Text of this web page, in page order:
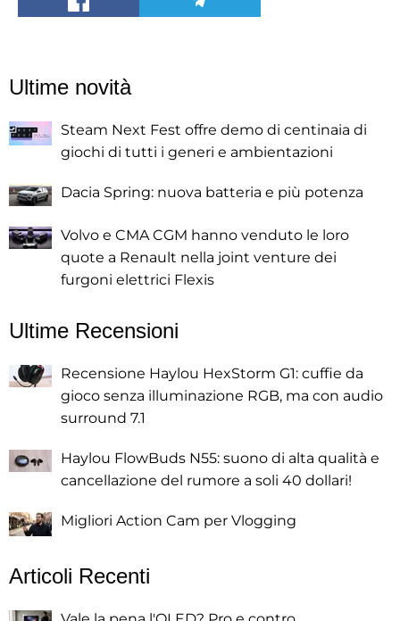
Ultime novità
Steam Next Fest offre demo di centinaia di
giochi di tutti i generi e ambientazioni
Dacia Spring: nuova batteria e più potenza
Volvo e CMA CGM hanno venduto le loro
quote a Renault nella joint venture dei
furgoni elettrici Flexis
Ultime Recensioni
Recensione Haylou HexStorm G1: cuffie da
gioco senza illuminazione RGB, ma con audio
surround 7.1
Haylou FlowBuds N55: suono di alta qualità e
cancellazione del rumore a soli 40 dollari!
Migliori Action Cam per Vlogging
Articoli Recenti